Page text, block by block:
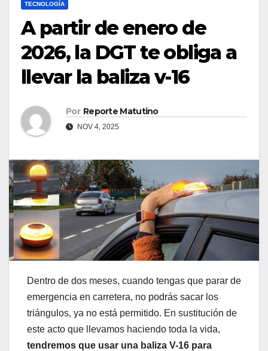
TECNOLOGÍA
A partir de enero de
2026, la DGT te obliga a
llevar la baliza v-16
Por Reporte Matutino
NOV 4, 2025
Dentro de dos meses, cuando tengas que parar de
emergencia en carretera, no podrás sacar los
triángulos, ya no está permitido. En sustitución de
este acto que llevamos haciendo toda la vida,
tendremos que usar una baliza V-16 para